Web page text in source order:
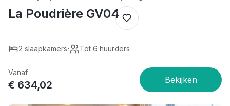
La Poudrière GV04
2 slaapkamers· Tot 6 huurders
Vanaf
€ 634,02